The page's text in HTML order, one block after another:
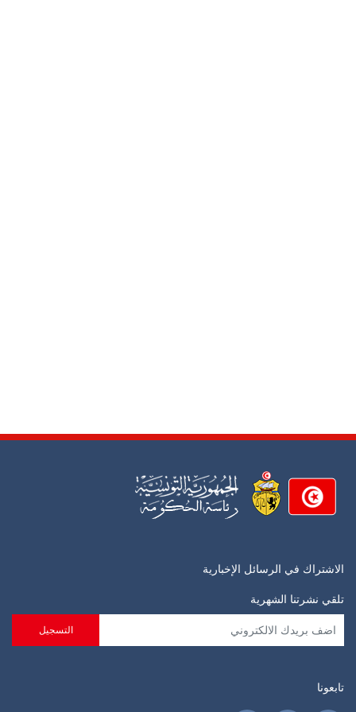
الاشتراك في الرسائل الإخبارية
تلقي نشرتنا الشهرية
تابعونا